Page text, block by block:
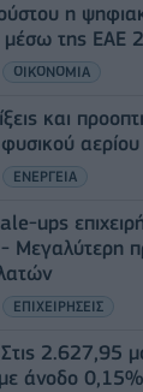
η
μέσω της ΕΑΕ
ΟΙΚΟΝΟΜΙΑ
και
φυσικού
ΕΝΕΡΓΕΙΑ
ups
Μεγαλύτερη
ΕΠΙΧΕΙΡΗΣΕΙΣ
2.627,95
άνοδο 0,15%